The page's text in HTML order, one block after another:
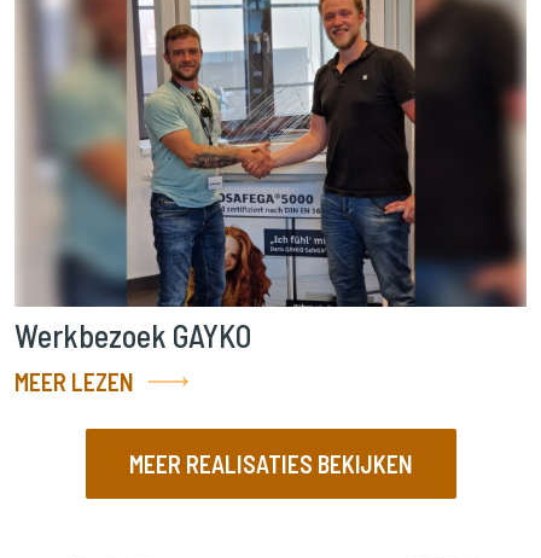
Werkbezoek GAYKO
MEER LEZEN
MEER REALISATIES BEKIJKEN